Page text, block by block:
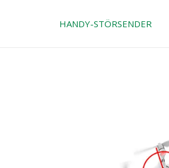
HANDY-STÖRSENDER